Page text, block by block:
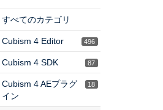
すべてのカテゴリ
496
Cubism 4 Editor
87
Cubism 4 SDK
18
Cubism 4 AEプラグ
イン